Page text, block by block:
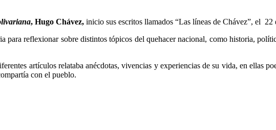
, Hugo Chávez, inicio sus escritos llamados “Las líneas de Chávez”, el
para reflexionar sobre distintos tópicos del quehacer nacional, como historia,
artículos relataba anécdotas, vivencias y experiencias de su vida, en ellas
con el pueblo.